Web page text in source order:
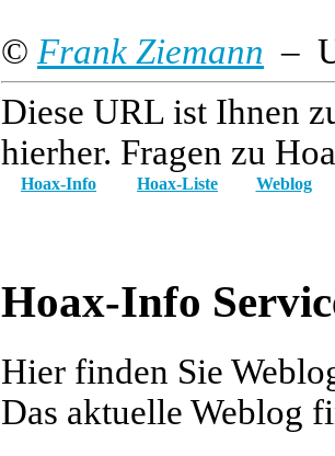
© Frank Ziemann –
Diese URL ist Ihnen
hierher. Fragen zu
Hoax-Info Hoax-Liste Weblog
Hoax-Info
Hier finden Sie
Das aktuelle Weblog